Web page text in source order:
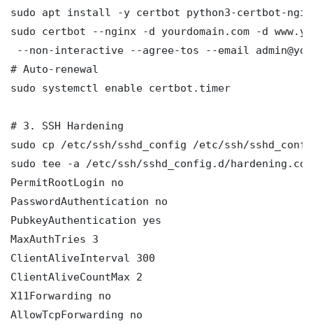
sudo apt install -y certbot python3-certbot-
sudo certbot --nginx -d yourdomain.com -d
--non-interactive --agree-tos --email
# Auto-renewal
sudo systemctl enable certbot.timer
# 3. SSH Hardening
sudo cp /etc/ssh/sshd_config /etc/ssh/
sudo tee -a /etc/ssh/sshd_config.d/
PermitRootLogin no
PasswordAuthentication no
PubkeyAuthentication yes
MaxAuthTries 3
ClientAliveInterval 300
ClientAliveCountMax 2
X11Forwarding no
AllowTcpForwarding no